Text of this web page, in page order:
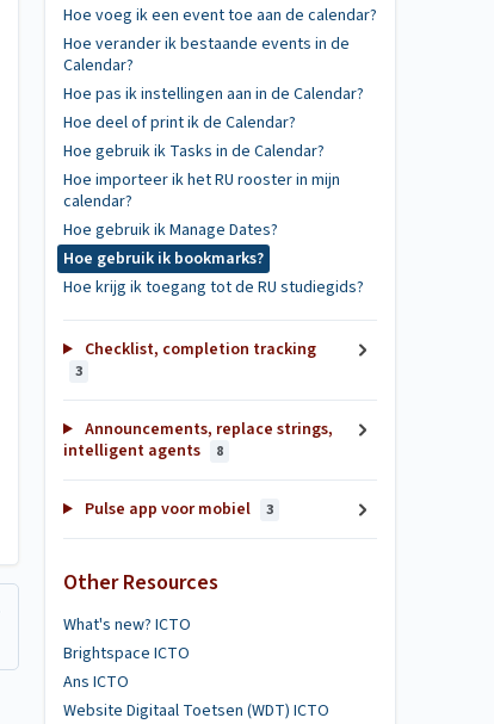
Hoe voeg ik een event toe aan de calendar?
Hoe verander ik bestaande events in de
Calendar?
Hoe pas ik instellingen aan in de Calendar?
Hoe deel of print ik de Calendar?
Hoe gebruik ik Tasks in de Calendar?
Hoe importeer ik het RU rooster in mijn
calendar?
Hoe gebruik ik Manage Dates?
Hoe gebruik ik bookmarks?
Hoe krijg ik toegang tot de RU studiegids?
Checklist, completion tracking
3
Announcements, replace strings,
intelligent agents
8
Pulse app voor mobiel 3
Other Resources
What's new? ICTO
Brightspace ICTO
Ans ICTO
Website Digitaal Toetsen (WDT) ICTO